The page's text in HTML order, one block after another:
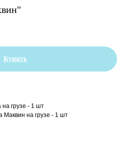
Купить
грузе - 1 шт
Маквин на грузе - 1 шт